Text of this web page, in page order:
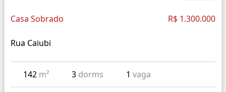
Casa Sobrado R$ 1.300.000
Rua Caiubi
142 m² 3 dorms 1vaga